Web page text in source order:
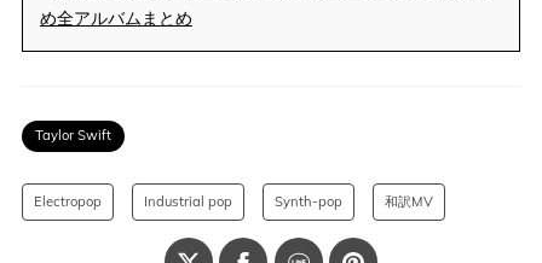
め全アルバムまとめ
Taylor Swift
Electropop Industrial pop Synth-pop 和訳MV